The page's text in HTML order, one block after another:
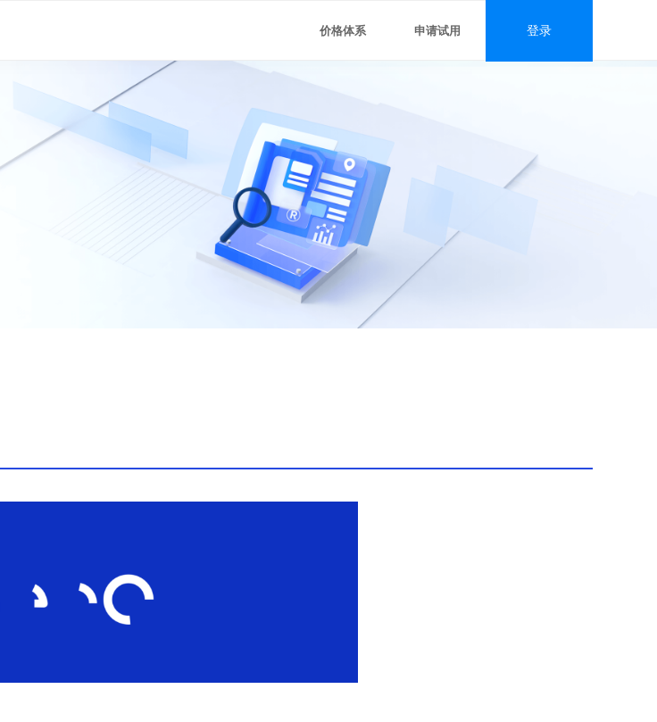
价格体系 申请试用 登录